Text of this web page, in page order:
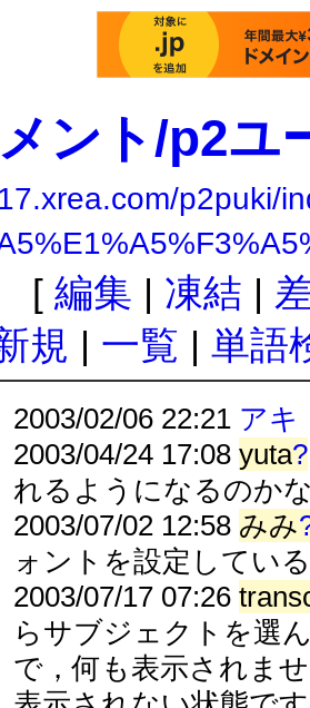
ント/p2ユ
p2puki/
[ 編集 | 凍結 |
規 | 一覧 | 単語
2003/02/06 22:21 アキ
2003/04/24 17:08yuta?
れるようになるのか
2003/07/02 12:58 みみ
ォントを設定してい
2003/07/17 07:26
らサブジェクトを選
で，何も表示されま